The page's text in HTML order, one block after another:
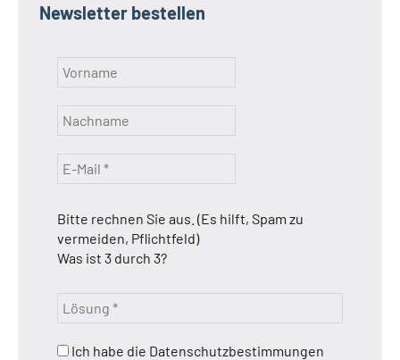
Newsletter bestellen
Bitte rechnen Sie aus. (Es hilft, Spam zu
vermeiden, Pflichtfeld)
Was ist 3 durch 3?
Ich habe die Datenschutzbestimmungen